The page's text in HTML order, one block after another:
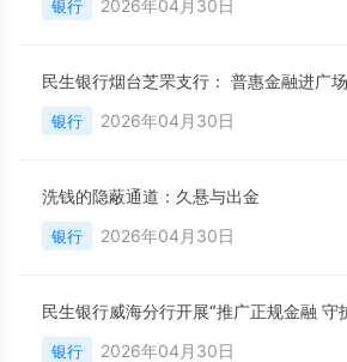
银行 2026年04月30日
民生银行烟台芝罘支行： 普惠金融进广
银行 2026年04月30日
洗钱的隐蔽通道：久悬与出金
银行 2026年04月30日
银行 2026年04月30日